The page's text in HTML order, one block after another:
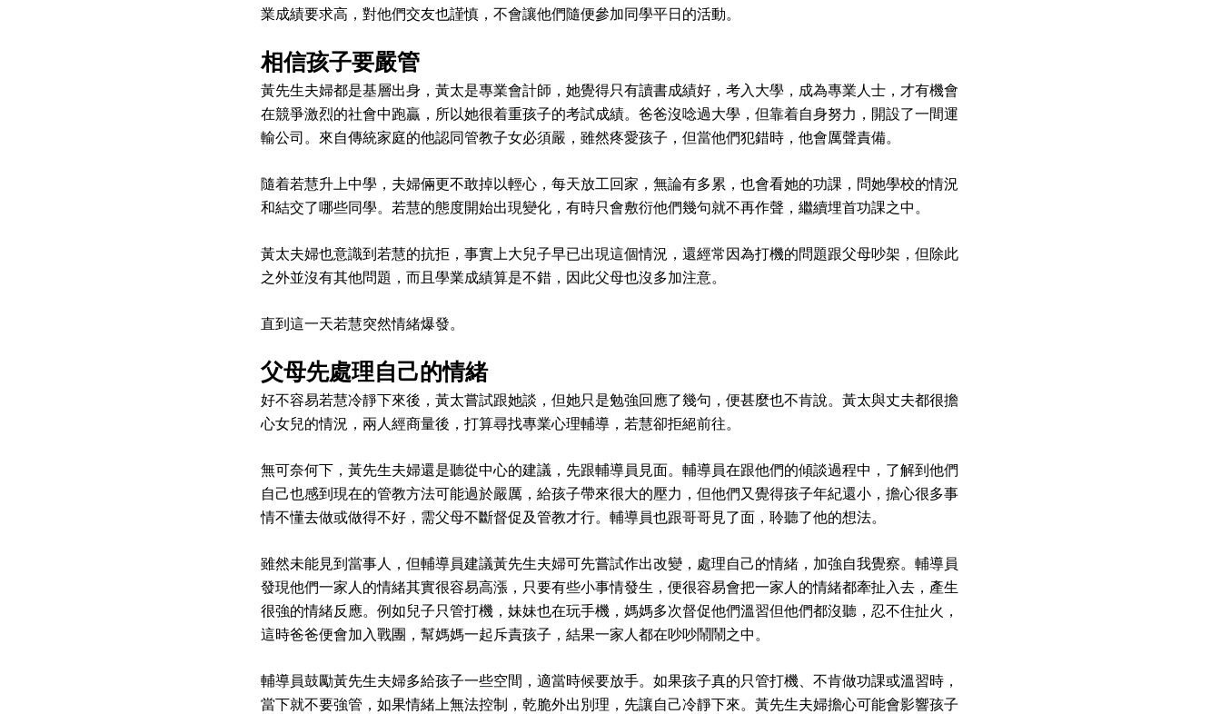
業成績要求高，對他們交友也謹慎，不會讓他們隨便參加同學平日的活動。
相信孩子要嚴管
黃先生夫婦都是基層出身，黃太是專業會計師，她覺得只有讀書成績好，考入大學，成為專業人士，才有機會
在競爭激烈的社會中跑贏，所以她很着重孩子的考試成績。爸爸沒唸過大學，但靠着自身努力，開設了一間運
輸公司。來自傳統家庭的他認同管教子女必須嚴，雖然疼愛孩子，但當他們犯錯時，他會厲聲責備。
隨着若慧升上中學，夫婦倆更不敢掉以輕心，每天放工回家，無論有多累，也會看她的功課，問她學校的情況
和結交了哪些同學。若慧的態度開始出現變化，有時只會敷衍他們幾句就不再作聲，繼續埋首功課之中。
黃太夫婦也意識到若慧的抗拒，事實上大兒子早已出現這個情況，還經常因為打機的問題跟父母吵架，但除此
之外並沒有其他問題，而且學業成績算是不錯，因此父母也沒多加注意。
直到這一天若慧突然情緒爆發。
父母先處理自己的情緒
好不容易若慧冷靜下來後，黃太嘗試跟她談，但她只是勉強回應了幾句，便甚麼也不肯說。黃太與丈夫都很擔
心女兒的情況，兩人經商量後，打算尋找專業心理輔導，若慧卻拒絕前往。
無可奈何下，黃先生夫婦還是聽從中心的建議，先跟輔導員見面。輔導員在跟他們的傾談過程中，了解到他們
自己也感到現在的管教方法可能過於嚴厲，給孩子帶來很大的壓力，但他們又覺得孩子年紀還小，擔心很多事
情不懂去做或做得不好，需父母不斷督促及管教才行。輔導員也跟哥哥見了面，聆聽了他的想法。
雖然未能見到當事人，但輔導員建議黃先生夫婦可先嘗試作出改變，處理自己的情緒，加強自我覺察。輔導員
發現他們一家人的情緒其實很容易高漲，只要有些小事情發生，便很容易會把一家人的情緒都牽扯入去，產生
很強的情緒反應。例如兒子只管打機，妹妹也在玩手機，媽媽多次督促他們溫習但他們都沒聽，忍不住扯火，
這時爸爸便會加入戰團，幫媽媽一起斥責孩子，結果一家人都在吵吵鬧鬧之中。
輔導員鼓勵黃先生夫婦多給孩子一些空間，適當時候要放手。如果孩子真的只管打機、不肯做功課或溫習時，
當下就不要強管，如果情緒上無法控制，乾脆外出別理，先讓自己冷靜下來。黃先生夫婦擔心可能會影響孩子